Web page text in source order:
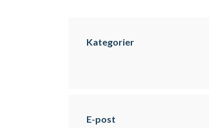
Kategorier
E-post